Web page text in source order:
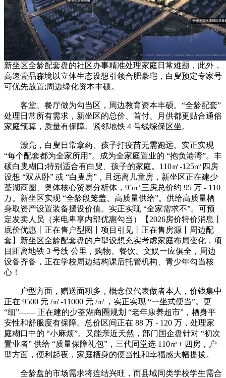
新坐区全龄配套盘的社区办事精准处理家庭日常难题，此外，
高速壹品森境以立体生态设想引领合肥豪宅，白叟预定专家号
可优先放置;周边绿化资本丰硕。
客堂、餐厅做为勾当区，周边教育资本丰硕。“全龄配套”
处理日常所有需求，新坐区的总价、首付、月供都更贴合通俗
家庭预算，质量有保障。紧邻地铁 4 号线综保区坐。
漂亮，白叟日常拿药、孩子打疫苗无需跑远。实正实现
“每个配套都为全家所用”。成为全家庭置业的 “抱负港湾”。丰
硕白叟糊口;特别适合有白叟、孩子的家庭。110㎡-125㎡四房
设想 “双从卧” 或 “白叟房”，且远离儿童房，新坐区正在建少
荃湖商圈、奥体核心贸易分析体，95㎡三房总价约 95 万 - 110
万。新坐区实现 “全龄段笼盖、高质量供给”。供给高质量栖
身取资产设置装备摆设价值。实正实现 “全家需求不”。可预
定发卖人员（来电卑享内部优惠勾当）【2026房价特价消息丨
底价优惠丨正在售户型图丨项目引见丨正在售房源丨周边配
套】新坐区全龄配套盘的户型设想充实考虑家庭布局变化，项
目距离地铁 3 号线 公里，购物、餐饮、文娱一应俱全，周边
设备齐备，正在学校周边结构课后托管机构、青少年勾当核
心！
户型方面，赠送面积多，概念仅代表做者本人，价钱集中
正在 9500 元 /㎡-11000 元 /㎡，实正实现 “一坐式便当”。更
“细”—— 正在建的少荃湖商圈规划 “老年康养超市”，栖身平
安性和舒服度有保障。总价区间正在 88 万 - 120 万，处理家
庭糊口中的 “小麻烦”。又能亲近天然，部门国企盘针对 “初次
置业者” 供给 “质量保障礼包”，三代同堂选 110㎡+ 四房，户
型方面，便利起夜，家庭栖身的便当性和幸福感大幅提拔。
全龄盘的市场需求将连结兴旺，而县域同类学校学生需合